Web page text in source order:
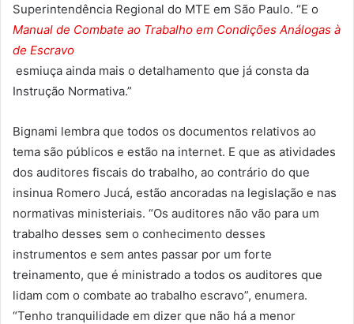
Superintendência Regional do MTE em São Paulo. “E o
Manual de Combate ao Trabalho em Condições Análogas à
de Escravo
esmiuça ainda mais o detalhamento que já consta da
Instrução Normativa.”
Bignami lembra que todos os documentos relativos ao
tema são públicos e estão na internet. E que as atividades
dos auditores fiscais do trabalho, ao contrário do que
insinua Romero Jucá, estão ancoradas na legislação e nas
normativas ministeriais. “Os auditores não vão para um
trabalho desses sem o conhecimento desses
instrumentos e sem antes passar por um forte
treinamento, que é ministrado a todos os auditores que
lidam com o combate ao trabalho escravo”, enumera.
“Tenho tranquilidade em dizer que não há a menor